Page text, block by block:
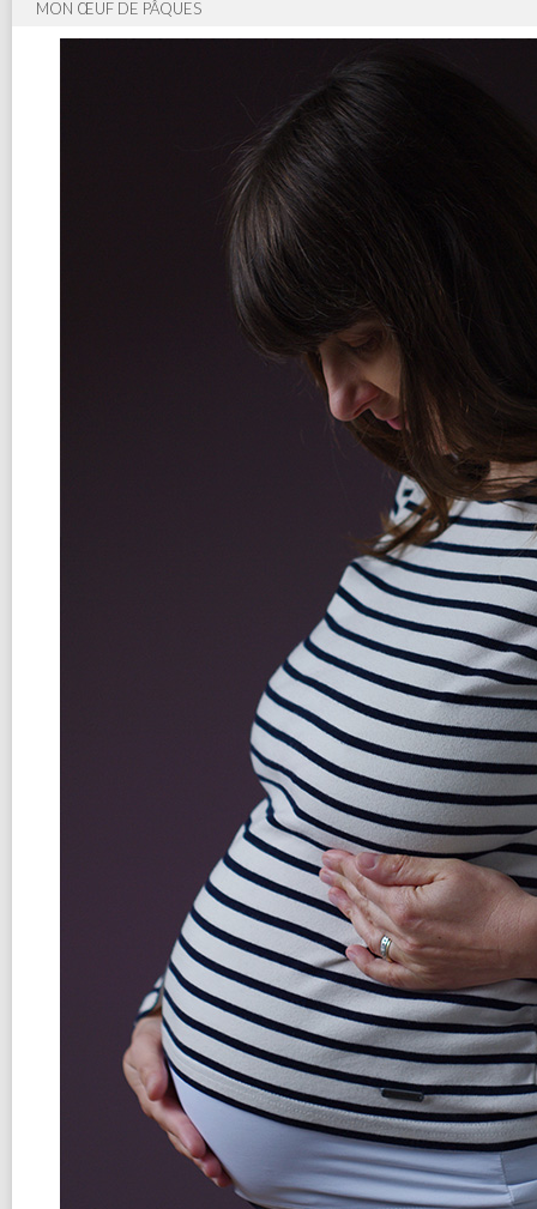
MON ŒUF DE PÂQUES